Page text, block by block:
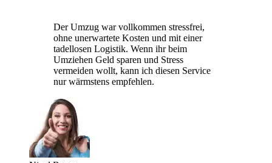
Der Umzug war vollkommen stressfrei,
ohne unerwartete Kosten und mit einer
tadellosen Logistik. Wenn ihr beim
Umziehen Geld sparen und Stress
vermeiden wollt, kann ich diesen Service
nur wärmstens empfehlen.